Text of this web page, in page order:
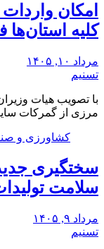
امکان
کلیه
مرداد ۱۰, ۱۴۰۵
تسنیم
با تصویب هیات
مرزی از گمرکات
کشاورزی و
سختگیری
سلامت
مرداد ۹, ۱۴۰۵
تسنیم